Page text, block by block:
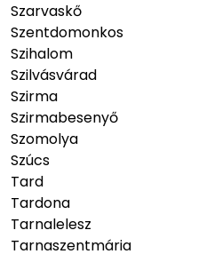
Szarvaskő
Szentdomonkos
Szihalom
Szilvásvárad
Szirma
Szirmabesenyő
Szomolya
Szúcs
Tard
Tardona
Tarnalelesz
Tarnaszentmária